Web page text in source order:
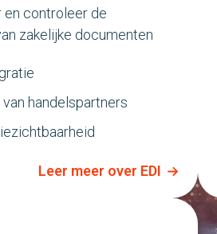
en controleer de
zakelijke documenten
handelspartners
Leer meer over EDI